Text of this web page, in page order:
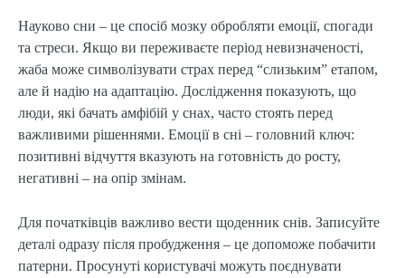
Науково сни – це спосіб мозку обробляти емоції, спогади
та стреси. Якщо ви переживаєте період невизначеності,
жаба може символізувати страх перед “слизьким” етапом,
але й надію на адаптацію. Дослідження показують, що
люди, які бачать амфібій у снах, часто стоять перед
важливими рішеннями. Емоції в сні – головний ключ:
позитивні відчуття вказують на готовність до росту,
негативні – на опір змінам.
Для початківців важливо вести щоденник снів. Записуйте
деталі одразу після пробудження – це допоможе побачити
патерни. Просунуті користувачі можуть поєднувати